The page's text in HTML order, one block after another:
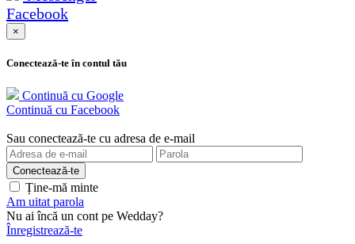
Facebook
×
Conectează-te în contul tău
Continuă cu Google
Continuă cu Facebook
Sau conectează-te cu adresa de e-mail
Ține-mă minte
Am uitat parola
Nu ai încă un cont pe Wedday?
Înregistrează-te